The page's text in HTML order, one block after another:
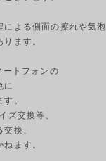
による側面の擦れや気泡
ます。
ートフォンの
に
。
ズ交換等、
換、
ます。